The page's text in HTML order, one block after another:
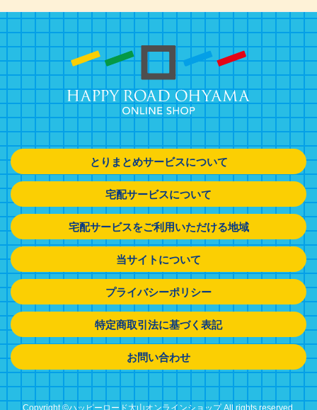
とりまとめサービスについて
宅配サービスについて
宅配サービスをご利用いただける地域
当サイトについて
プライバシーポリシー
特定商取引法に基づく表記
お問い合わせ